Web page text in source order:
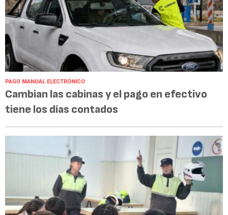
PAGO MANUAL ELECTRÓNICO
Cambian las cabinas y el pago en efectivo
tiene los días contados